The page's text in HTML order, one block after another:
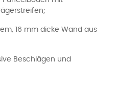
16 mm dicke Wand aus
Beschlägen und